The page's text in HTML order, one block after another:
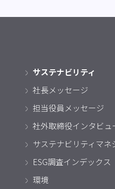
サステナビリティ
社長メッセージ
担当役員メッセージ
社外取締役インタビュ
サステナビリティマネ
ESG調査インデックス
環境